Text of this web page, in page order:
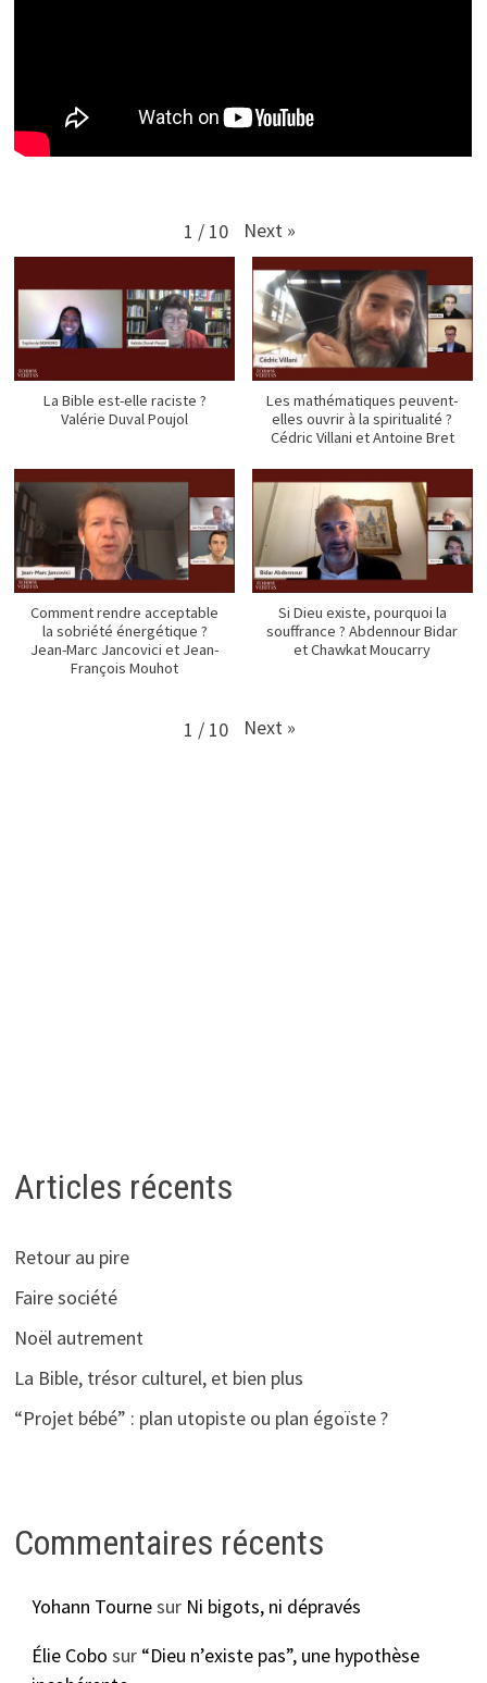
1 / 10 Next »
La Bible est-elle raciste ?
Valérie Duval Poujol
Les mathématiques peuvent-
elles ouvrir à la spiritualité ?
Cédric Villani et Antoine Bret
Comment rendre acceptable
la sobriété énergétique ?
Jean-Marc Jancovici et Jean-
François Mouhot
Si Dieu existe, pourquoi la
souffrance ? Abdennour Bidar
et Chawkat Moucarry
1 / 10 Next »
Articles récents
Retour au pire
Faire société
Noël autrement
La Bible, trésor culturel, et bien plus
“Projet bébé” : plan utopiste ou plan égoïste ?
Commentaires récents
Yohann Tournesur Ni bigots, ni dépravés
Élie Cobo sur “Dieu n’existe pas”, une hypothèse